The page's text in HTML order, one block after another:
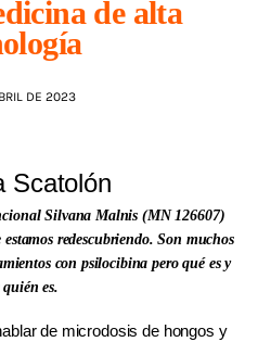
de alta
DE 2023
Scatolón
Silvana Malnis (MN 126607)
redescubriendo. Son muchos
con psilocibina pero qué es y
es.
de microdosis de hongos y